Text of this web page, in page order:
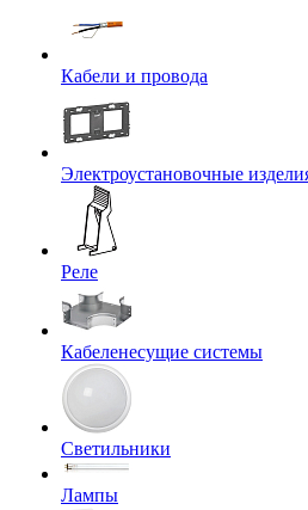
Кабели и провода
Электроустановочные
Реле
Кабеленесущие системы
Светильники
Лампы